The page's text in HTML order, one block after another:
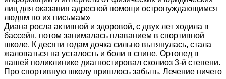
лиц для оказания адресной помощи остронуждающимся
людям по их письмам»
Диана росла активной и здоровой, с двух лет ходила в
бассейн, потом занималась плаванием в спортивной
школе. К десяти годам дочка сильно вытянулась, стала
жаловаться на усталость и боли в спине. Ортопед в
нашей поликлинике диагностировал сколиоз 3-й степени.
Про спортивную школу пришлось забыть. Лечение ничего